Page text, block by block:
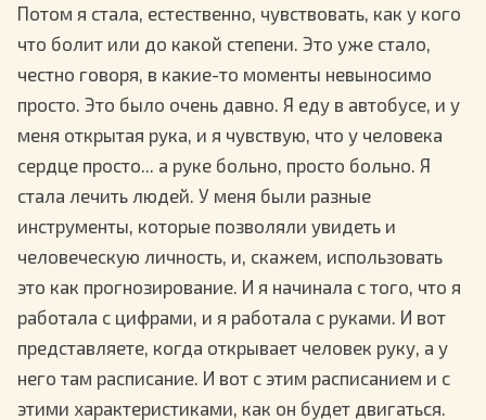
Потом я стала, естественно, чувствовать, как у кого
что болит или до какой степени. Это уже стало,
честно говоря, в какие-то моменты невыносимо
просто. Это было очень давно. Я еду в автобусе, и у
меня открытая рука, и я чувствую, что у человека
сердце просто... а руке больно, просто больно. Я
стала лечить людей. У меня были разные
инструменты, которые позволяли увидеть и
человеческую личность, и, скажем, использовать
это как прогнозирование. И я начинала с того, что я
работала с цифрами, и я работала с руками. И вот
представляете, когда открывает человек руку, а у
него там расписание. И вот с этим расписанием и с
этими характеристиками, как он будет двигаться.